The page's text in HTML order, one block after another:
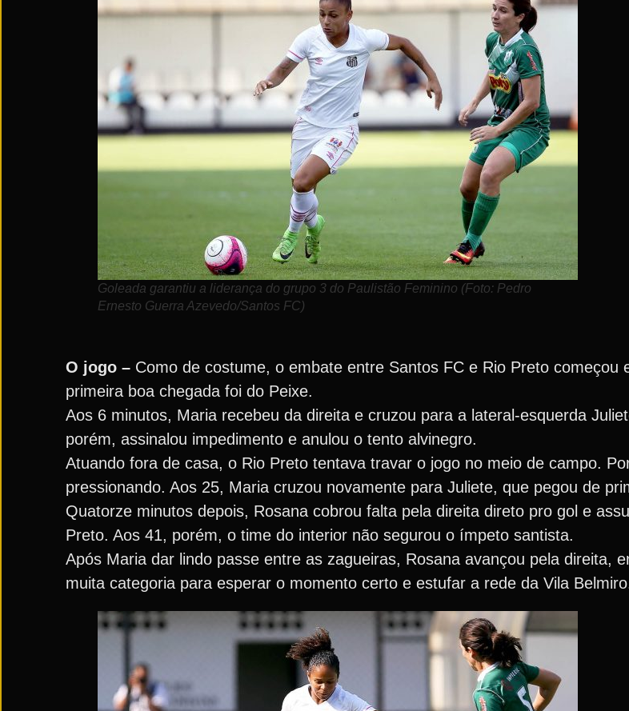
Goleada garantiu a liderança do grupo 3 do Paulistão Feminino (Foto: Pedro
Ernesto Guerra Azevedo/Santos FC)
O jogo – Como de costume, o embate entre Santos FC e Rio Preto começou
primeira boa chegada foi do Peixe.
Aos 6 minutos, Maria recebeu da direita e cruzou para a lateral-esquerda
porém, assinalou impedimento e anulou o tento alvinegro.
Atuando fora de casa, o Rio Preto tentava travar o jogo no meio de campo.
pressionando. Aos 25, Maria cruzou novamente para Juliete, que pegou de
Quatorze minutos depois, Rosana cobrou falta pela direita direto pro gol e
Preto. Aos 41, porém, o time do interior não segurou o ímpeto santista.
Após Maria dar lindo passe entre as zagueiras, Rosana avançou pela direita,
muita categoria para esperar o momento certo e estufar a rede da Vila